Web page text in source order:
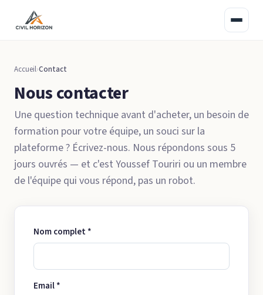
Accueil Contact
Nous contacter
Une question technique avant d'acheter, un besoin de
formation pour votre équipe, un souci sur la
plateforme ? Écrivez-nous. Nous répondons sous 5
jours ouvrés — et c'est Youssef Touriri ou un membre
de l'équipe qui vous répond, pas un robot.
Nom complet *
Email *